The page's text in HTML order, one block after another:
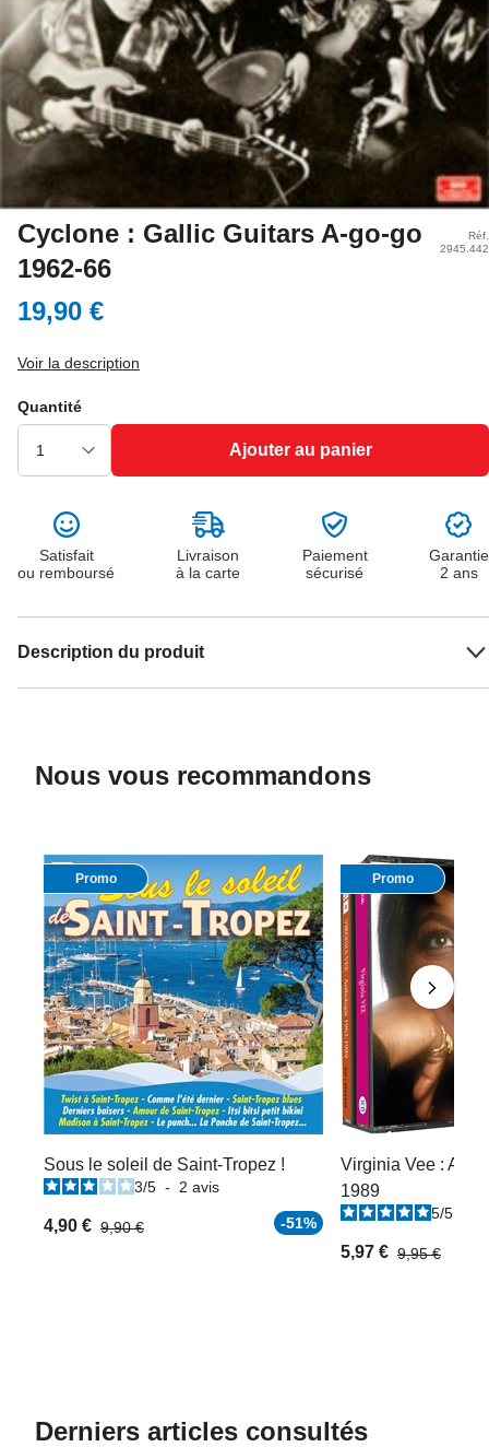
Cyclone : Gallic Guitars A-go-go
1962-66
Réf.
2945.442
19,90 €
Voir la description
Quantité
Ajouter au panier
Satisfait
ou remboursé
Livraison
à la carte
Paiement
sécurisé
Garantie
2 ans
Description du produit
Nous vous recommandons
Promo
Sous le soleil de Saint-Tropez !
3/5 - 2 avis
4,90 € 9,90 € -51%
Promo
Virginia Vee :
1989
5/5
5,97 € 9,95 €
Derniers articles consultés